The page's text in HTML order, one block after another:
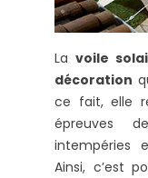
La voile
décoration
ce fait, elle
épreuves
intempéries
Ainsi, c’est